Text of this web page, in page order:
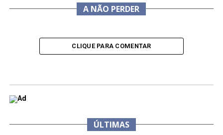
A NÃO PERDER
CLIQUE PARA COMENTAR
ÚLTIMAS